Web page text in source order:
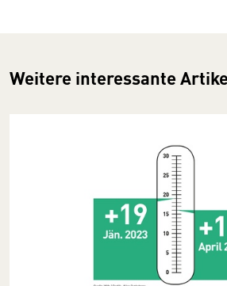
Weitere interessante